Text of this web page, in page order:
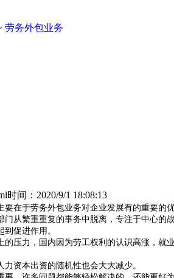
劳务外包业务
时间：2020/9/1 18:08:13
在于劳务外包业务对企业发展有的重要的优
门从繁重重复的事务中脱离，专注于中心的
促进作用。
压力，国内因为劳工权利的认识高涨，
资本出资的随机性也会大大减少。